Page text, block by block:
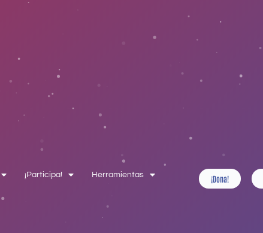
¡Participa! Herramientas ¡Dona!